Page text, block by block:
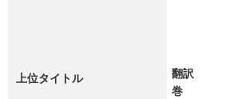
上位タイトル
翻訳
巻